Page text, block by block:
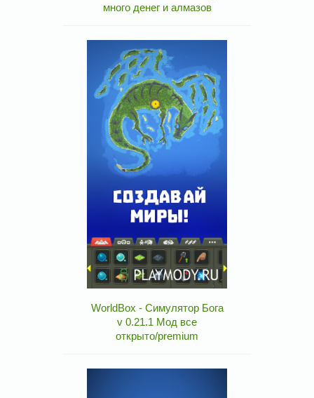
много денег и алмазов
WorldBox - Симулятор Бога
v 0.21.1 Мод все
открыто/premium